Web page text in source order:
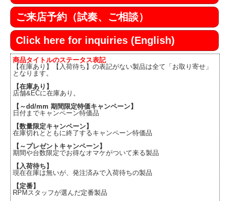
ご来店予約（試奏、ご相談）
Click here for inquiries (English)
商品タイトルのステータス表記
【在庫あり】【入荷待ち】の表記がない製品は全て「お取り寄せ」
となります。
【在庫あり】
店舗&ECに在庫あり。
【～dd/mm 期間限定特価キャンペーン】
日付までキャンペーン特価品
【数量限定キャンペーン】
在庫切れとともに終了するキャンペーン特価品
【～プレゼントキャンペーン】
期間や台数限定でお得なオマケがついて来る製品
【入荷待ち】
現在在庫は無いが、発注済みで入荷待ちの製品
【定番】
RPMスタッフが選んだ定番製品